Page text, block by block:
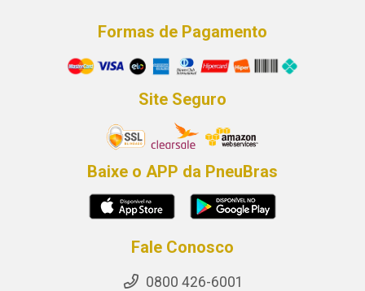
Formas de Pagamento
Site Seguro
Baixe o APP da PneuBras
Fale Conosco
0800 426-6001